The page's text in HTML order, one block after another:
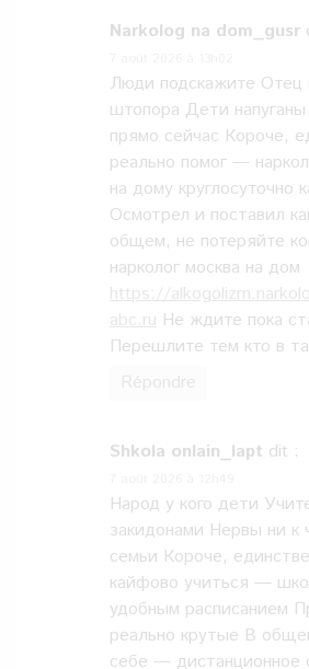
Narkolog na dom_gusr
Люди подскажите Отец
штопора Дети
прямо сейчас Короче,
реально помог —
на дому круглосуточно
Осмотрел и поставил
общем, не потеряйте
нарколог москва на дом
https://
abc.ru Не ждите пока
Перешлите тем кто в
Shkola onlain_lapt dit :
Народ у кого дети
закидонами Нервы ни к
семьи Короче,
кайфово учиться —
удобным расписанием
реально крутые В
себе — дистанционное